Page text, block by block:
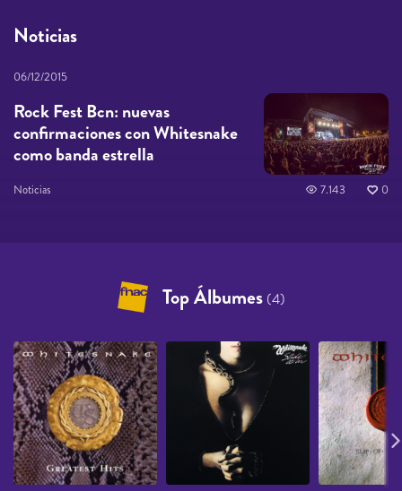
Noticias
06/12/2015
Rock Fest Bcn: nuevas
confirmaciones con Whitesnake
como banda estrella
Noticias 7.143 0
Top Álbumes (4)